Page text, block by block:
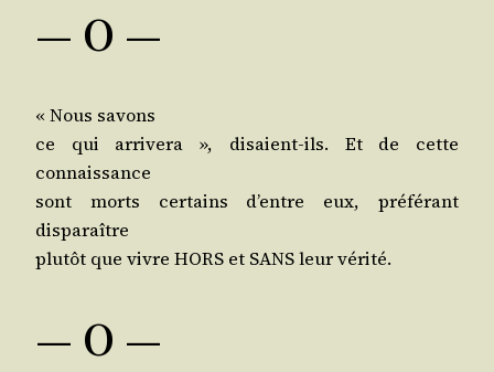
— O —
« Nous savons
ce qui arri­ve­ra », disaient-ils. Et de cette
connaissance
sont morts cer­tains d’entre eux, pré­fé­rant
disparaître
plu­tôt que vivre HORS et SANS leur vérité.
— O —